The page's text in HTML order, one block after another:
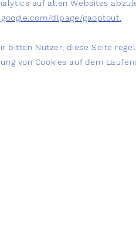
auf allen Websites
dlpage/gaoptout.
bitten Nutzer, diese Seite
von Cookies auf dem